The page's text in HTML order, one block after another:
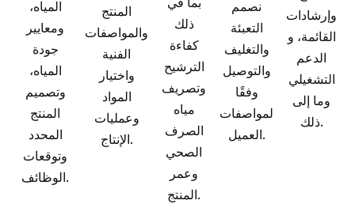
المياه،
ومعايير
جودة
المياه،
وتصميم
المنتج
المحدد
وتوقعات
الوظائف.
المنتج
والمواصفات
الفنية
واختيار
المواد
وعمليات
الإنتاج.
ذلك
كفاءة
الترشيح
وتصريف
مياه
الصرف
الصحي
وعمر
المنتج.
نصمم
التعبئة
والتغليف
والتوصيل
وفقًا
لمواصفات
العميل.
وإرشادات
القائمة، و
الدعم
التشغيلي
وما إلى
ذلك.